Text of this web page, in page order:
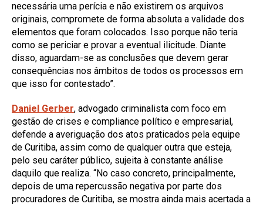
necessária uma perícia e não existirem os arquivos
originais, compromete de forma absoluta a validade dos
elementos que foram colocados. Isso porque não teria
como se periciar e provar a eventual ilicitude. Diante
disso, aguardam-se as conclusões que devem gerar
consequências nos âmbitos de todos os processos em
que isso for contestado”.
Daniel Gerber, advogado criminalista com foco em
gestão de crises e compliance político e empresarial,
defende a averiguação dos atos praticados pela equipe
de Curitiba, assim como de qualquer outra que esteja,
pelo seu caráter público, sujeita à constante análise
daquilo que realiza. “No caso concreto, principalmente,
depois de uma repercussão negativa por parte dos
procuradores de Curitiba, se mostra ainda mais acertada a